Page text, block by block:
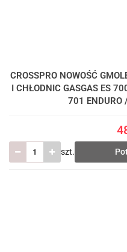
CROSSPRO NOWOŚĆ
I CHŁODNIC GASGAS ES
701 ENDURO
szt.